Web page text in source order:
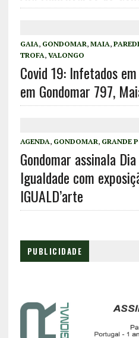
GAIA, GONDOMAR, MAIA,
TROFA, VALONGO
Covid 19: Infetados
em Gondomar 797,
AGENDA, GONDOMAR, GRANDE
Gondomar assinala
Igualdade com
IGUALD’arte
PUBLICIDADE